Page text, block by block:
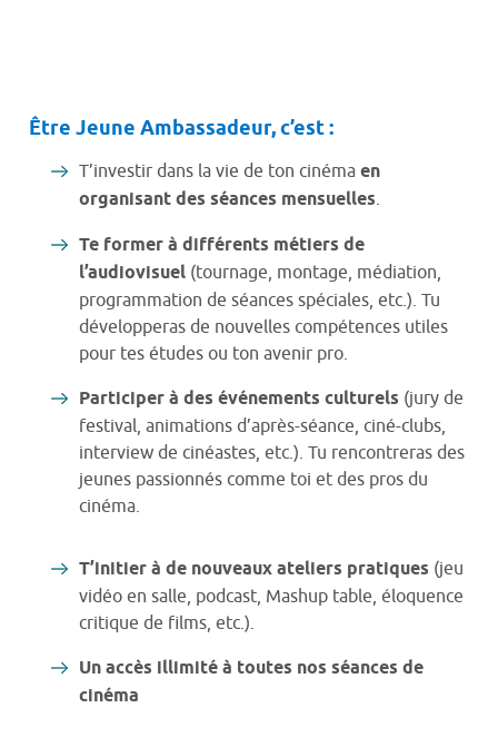
Être Jeune Ambassadeur, c’est :
T’investir dans la vie de ton cinéma en
organisant des séances mensuelles.
Te former à différents métiers de
l’audiovisuel (tournage, montage, médiation,
programmation de séances spéciales, etc.). Tu
développeras de nouvelles compétences utiles
pour tes études ou ton avenir pro.
Participer à des événements culturels (jury de
festival, animations d’après-séance, ciné-clubs,
interview de cinéastes, etc.). Tu rencontreras des
jeunes passionnés comme toi et des pros du
cinéma.
T’initier à de nouveaux ateliers pratiques (jeu
vidéo en salle, podcast, Mashup table, éloquence
critique de films, etc.).
Un accès illimité à toutes nos séances de
cinéma